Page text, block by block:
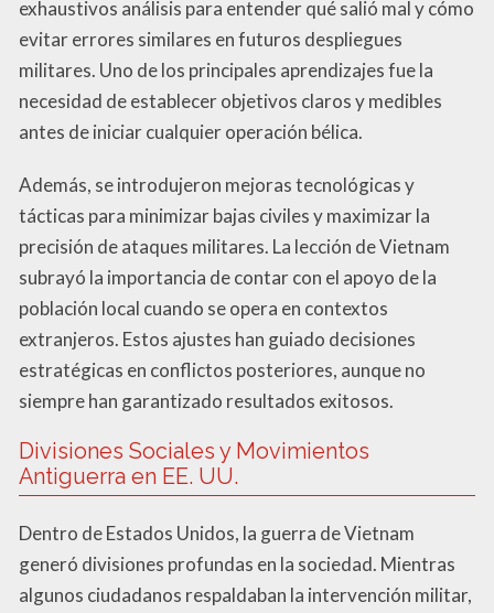
exhaustivos análisis para entender qué salió mal y cómo
evitar errores similares en futuros despliegues
militares. Uno de los principales aprendizajes fue la
necesidad de establecer objetivos claros y medibles
antes de iniciar cualquier operación bélica.
Además, se introdujeron mejoras tecnológicas y
tácticas para minimizar bajas civiles y maximizar la
precisión de ataques militares. La lección de Vietnam
subrayó la importancia de contar con el apoyo de la
población local cuando se opera en contextos
extranjeros. Estos ajustes han guiado decisiones
estratégicas en conflictos posteriores, aunque no
siempre han garantizado resultados exitosos.
Divisiones Sociales y Movimientos
Antiguerra en EE. UU.
Dentro de Estados Unidos, la guerra de Vietnam
generó divisiones profundas en la sociedad. Mientras
algunos ciudadanos respaldaban la intervención militar,